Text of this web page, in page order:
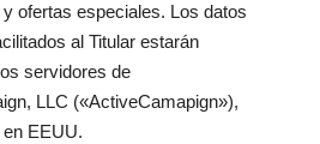
ofertas especiales. Los datos
al Titular estarán
servidores de
LLC («ActiveCamapign»),
EEUU.